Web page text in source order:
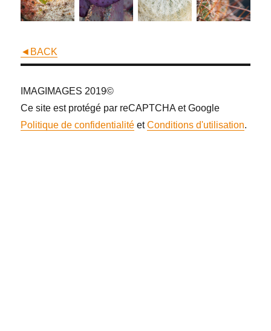
◄BACK
IMAGIMAGES 2019©
Ce site est protégé par reCAPTCHA et Google
Politique de confidentialité etConditions d'utilisation.